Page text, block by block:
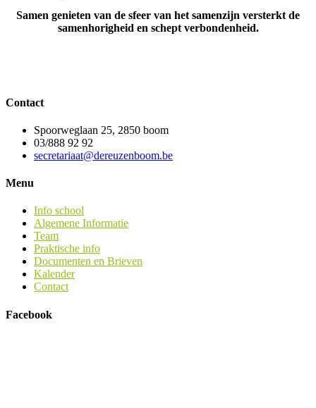
Samen genieten van de sfeer van het samenzijn versterkt de
samenhorigheid en schept verbondenheid.
Contact
Spoorweglaan 25, 2850 boom
03/888 92 92
secretariaat@dereuzenboom.be
Menu
Info school
Algemene Informatie
Team
Praktische info
Documenten en Brieven
Kalender
Contact
Facebook